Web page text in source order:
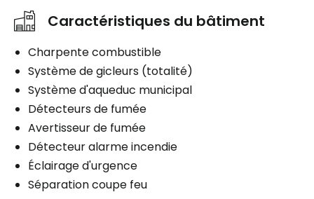
Caractéristiques du bâtiment
Charpente combustible
Système de gicleurs (totalité)
Système d'aqueduc municipal
Détecteurs de fumée
Avertisseur de fumée
Détecteur alarme incendie
Éclairage d'urgence
Séparation coupe feu